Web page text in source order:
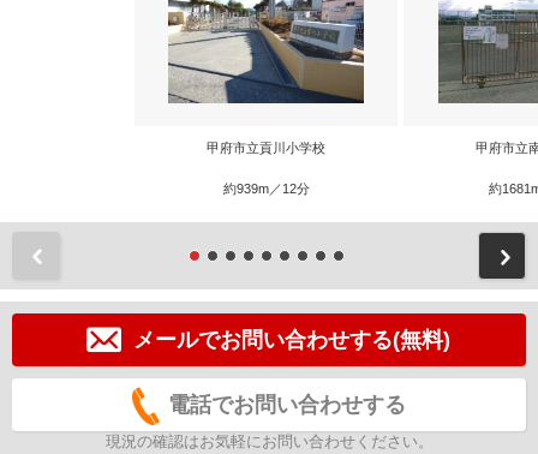
甲府市立貢川小学校
約939m／12分
甲府市立
約
メールでお問い合わせする(無料)
電話でお問い合わせする
現況の確認はお気軽にお問い合わせください。